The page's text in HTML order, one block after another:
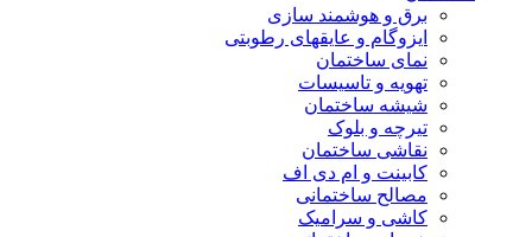
برق و هوشمند سازی
ایزوگام و عایقهای رطوبتی
نمای ساختمان
تهویه و تاسیسات
شیشه ساختمان
تیرچه و بلوک
نقاشی ساختمان
کابینت و ام دی اف
مصالح ساختمانی
کاشی و سرامیک